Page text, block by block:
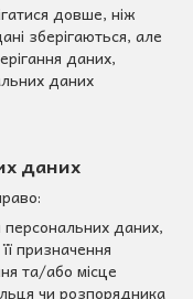
довше, ніж
зберігаються, але
даних,
даних
даних
даних,
призначення
та/або місце
чи розпорядника